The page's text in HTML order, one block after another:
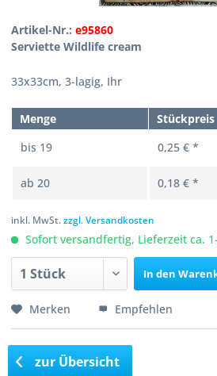
Artikel-Nr.:e95860
Serviette Wildlife cream
33x33cm, 3-lagig, Ihr
Menge
Stückpreis
bis 19 0,25 € *
ab20 0,18 € *
inkl. MwSt.zzgl. Versandkosten
Sofort versandfertig, Lieferzeit ca.
In den
Merken Empfehlen
zur Übersicht